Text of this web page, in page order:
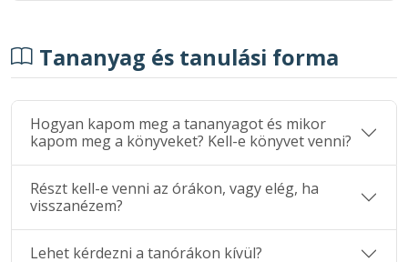
Tananyag és tanulási forma
Hogyan kapom meg a tananyagot és mikor
kapom meg a könyveket? Kell-e könyvet venni?
Részt kell-e venni az órákon, vagy elég, ha
visszanézem?
Lehet kérdezni a tanórákon kívül?